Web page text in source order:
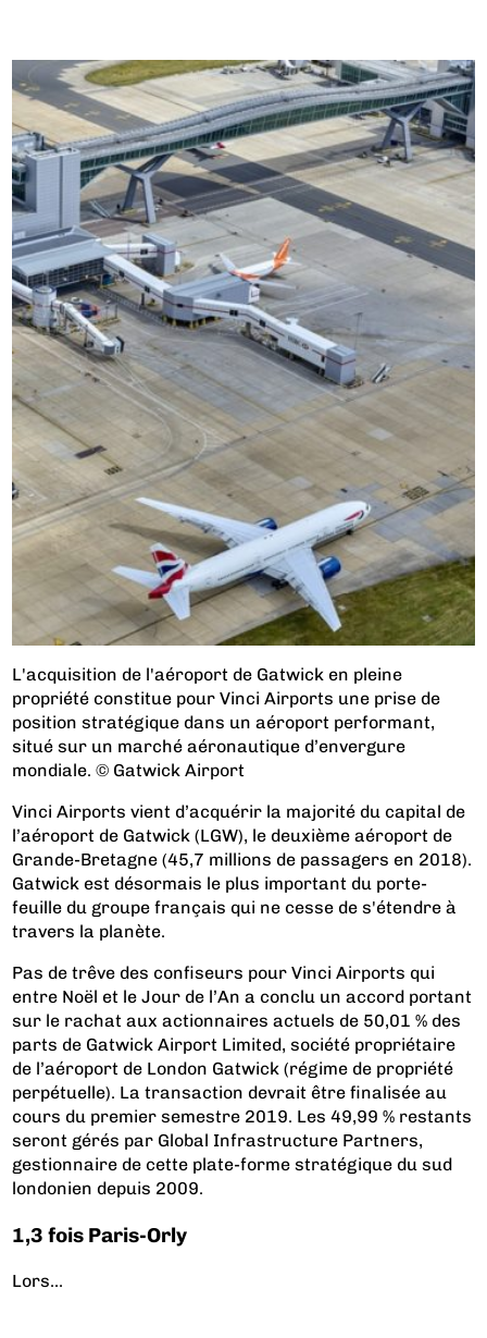
L'acquisition de l'aéroport de Gatwick en pleine
propriété constitue pour Vinci Airports une prise de
position stratégique dans un aéroport performant,
situé sur un marché aéronautique d’envergure
mondiale. © Gatwick Airport
Vinci Airports vient d’acquérir la majorité du capital de
l’aéroport de Gatwick (LGW), le deuxième aéroport de
Grande-Bretagne (45,7 millions de passagers en 2018).
Gatwick est désormais le plus important du porte-
feuille du groupe français qui ne cesse de s'étendre à
travers la planète.
Pas de trêve des confiseurs pour Vinci Airports qui
entre Noël et le Jour de l’An a conclu un accord portant
sur le rachat aux actionnaires actuels de 50,01 % des
parts de Gatwick Airport Limited, société propriétaire
de l’aéroport de London Gatwick (régime de propriété
perpétuelle). La transaction devrait être finalisée au
cours du premier semestre 2019. Les 49,99 % restants
seront gérés par Global Infrastructure Partners,
gestionnaire de cette plate-forme stratégique du sud
londonien depuis 2009.
1,3 fois Paris-Orly
Lors...